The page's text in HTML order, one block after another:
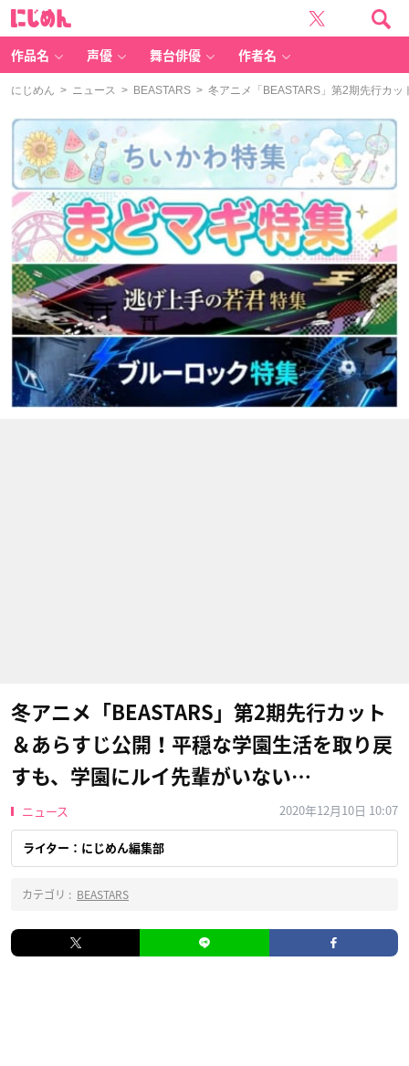
作品名 声優 舞台俳優 作者名
にじめん > ニュース > BEASTARS > 冬アニメ「BEASTARS」第2期先行カ
冬アニメ「BEASTARS」第2期先行カット
＆あらすじ公開！平穏な学園生活を取り戻
すも、学園にルイ先輩がいない…
ニュース 2020年12月10日 10:07
ライター：にじめん編集部
カテゴリ : BEASTARS